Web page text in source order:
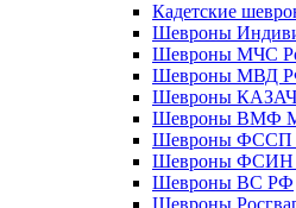
Кадетские
Шевроны
Шевроны МЧС
Шевроны МВД
Шевроны
Шевроны ВМФ
Шевроны ФССП
Шевроны
Шевроны ВС РФ
Шевроны